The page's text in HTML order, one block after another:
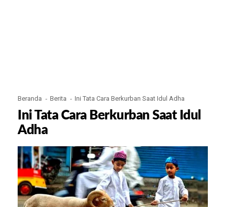
Beranda Berita Ini Tata Cara Berkurban Saat Idul Adha
Ini Tata Cara Berkurban Saat Idul
Adha